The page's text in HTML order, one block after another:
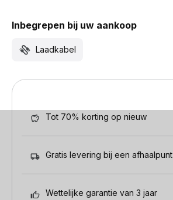
Inbegrepen bij uw aankoop
Laadkabel
Tot 70% korting op nieuw
Gratis levering bij een afhaalpunt
Wettelijke garantie van 3 jaar